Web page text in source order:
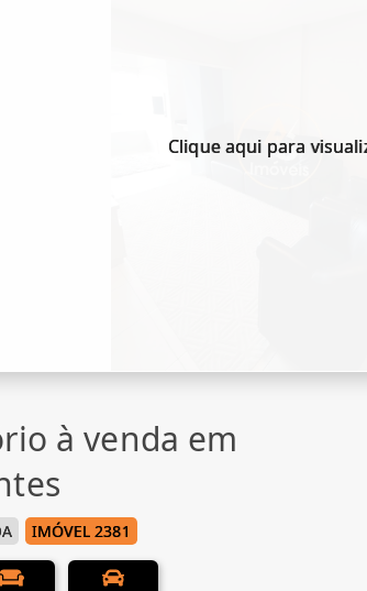
Clique aqui para
à venda em
IMÓVEL 2381